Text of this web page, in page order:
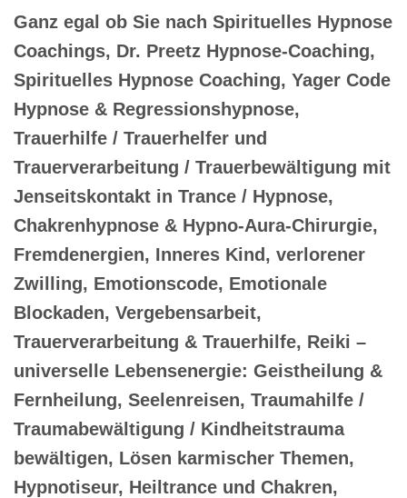
Ganz egal ob Sie nach Spirituelles Hypnose
Coachings, Dr. Preetz Hypnose-Coaching,
Spirituelles Hypnose Coaching, Yager Code
Hypnose & Regressionshypnose,
Trauerhilfe / Trauerhelfer und
Trauerverarbeitung / Trauerbewältigung mit
Jenseitskontakt in Trance / Hypnose,
Chakrenhypnose & Hypno-Aura-Chirurgie,
Fremdenergien, Inneres Kind, verlorener
Zwilling, Emotionscode, Emotionale
Blockaden, Vergebensarbeit,
Trauerverarbeitung & Trauerhilfe, Reiki –
universelle Lebensenergie: Geistheilung &
Fernheilung, Seelenreisen, Traumahilfe /
Traumabewältigung / Kindheitstrauma
bewältigen, Lösen karmischer Themen,
Hypnotiseur, Heiltrance und Chakren,